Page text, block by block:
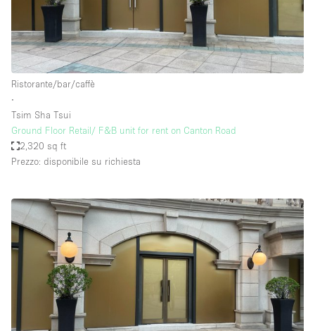
Ristorante/bar/caffè
∙
Tsim Sha Tsui
Ground Floor Retail/ F&B unit for rent on Canton Road
2,320 sq ft
Prezzo: disponibile su richiesta